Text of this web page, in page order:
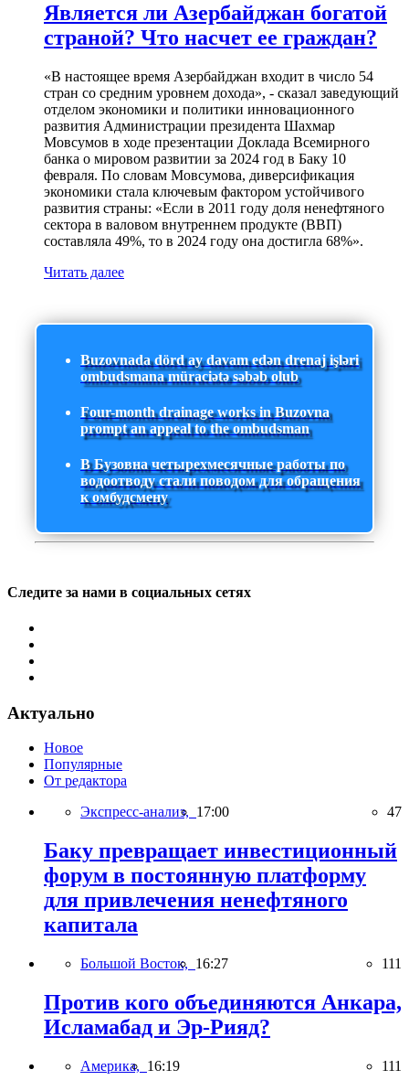
Является ли Азербайджан богатой
страной? Что насчет ее граждан?
«В настоящее время Азербайджан входит в число 54
стран со средним уровнем дохода», - сказал заведующий
отделом экономики и политики инновационного
развития Администрации президента Шахмар
Мовсумов в ходе презентации Доклада Всемирного
банка о мировом развитии за 2024 год в Баку 10
февраля. По словам Мовсумова, диверсификация
экономики стала ключевым фактором устойчивого
развития страны: «Если в 2011 году доля ненефтяного
сектора в валовом внутреннем продукте (ВВП)
составляла 49%, то в 2024 году она достигла 68%».
Читать далее
Buzovnada dörd ay davam edən drenaj işləri
ombudsmana müraciətə səbəb olub
Four-month drainage works in Buzovna
prompt an appeal to the ombudsman
В Бузовна четырехмесячные работы по
водоотводу стали поводом для обращения
к омбудсмену
Следите за нами в социальных сетях
Актуально
Новое
Популярные
От редактора
Экспресс-анализ, 17:00 47
Баку превращает инвестиционный
форум в постоянную платформу
для привлечения ненефтяного
капитала
Большой Восток, 16:27 111
Против кого объединяются Анкара,
Исламабад и Эр-Рияд?
Америка, 16:19 111